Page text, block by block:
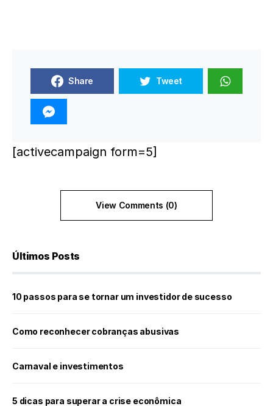
Share Tweet
[activecampaign form=5]
View Comments (0)
Últimos Posts
10 passos para se tornar um investidor de sucesso
Como reconhecer cobranças abusivas
Carnaval e investimentos
5 dicas para superar a crise econômica